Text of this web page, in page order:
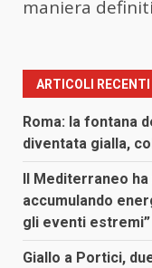
maniera
ARTICOLI RECENTI
Roma: la fontana
diventata gialla,
Il Mediterraneo
accumulando
gli eventi estremi”
Giallo a Portici,